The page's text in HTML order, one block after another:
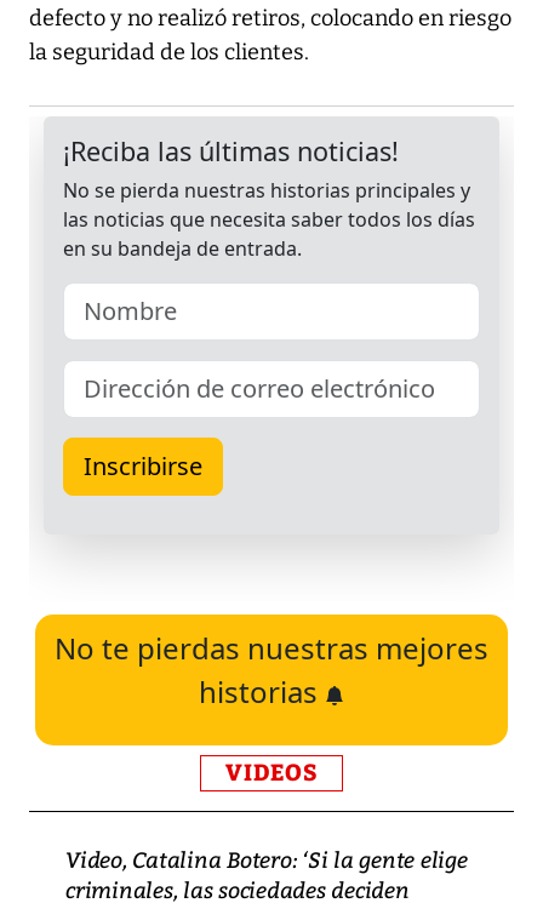
defecto y no realizó retiros, colocando en riesgo
la seguridad de los clientes.
No te pierdas nuestras mejores
historias
VIDEOS
Video, Catalina Botero: ‘Si la gente elige
criminales, las sociedades deciden